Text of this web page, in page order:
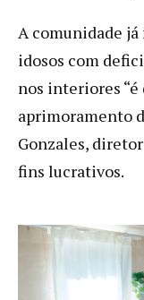
A comunidade
idosos com
nos interiores
aprimoramento
Gonzales,
fins lucrativos.